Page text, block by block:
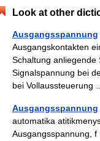
Look at other
Ausgangsspannung
Ausgangskontakten
Schaltung anliegende
Signalspannung bei
bei
Ausgangsspannung
automatika
Ausgangsspannung,